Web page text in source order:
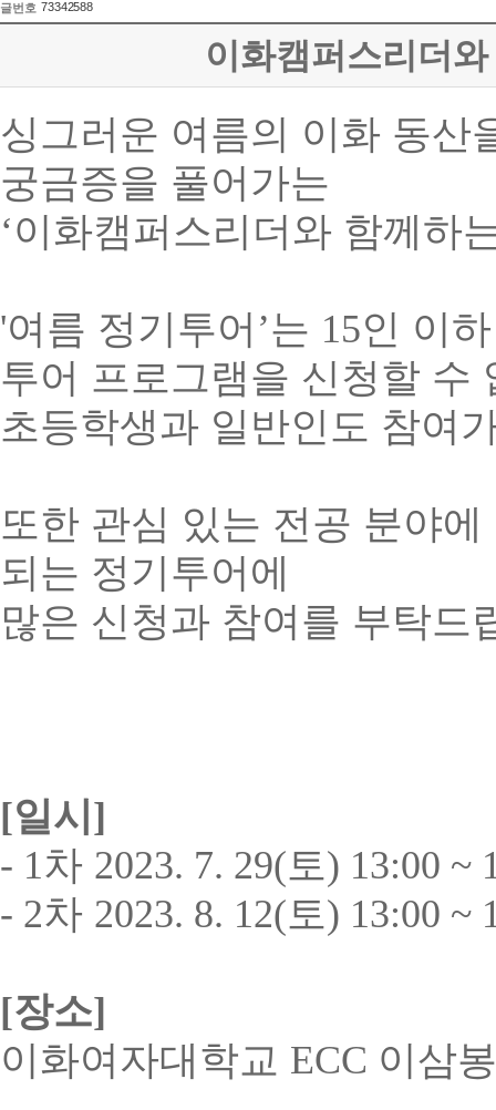
글번호 73342588
이화캠퍼스리더
싱그러운 여름의 이화 동산
궁금증을 풀어가는
‘이화캠퍼스리더와 함께하
'여름 정기투어 ’는 15인 이
투어 프로그램을 신청할 수
초등학생과 일반인도 참여
또한 관심 있는 전공 분야에
되는 정기투어에
많은 신청과 참여를 부탁드
[일시 ]
- 1차 2023. 7. 29(토) 13:00 ~
- 2차 2023. 8. 12(토) 13:00 ~
[장소]
이화여자대학교 ECC 이삼